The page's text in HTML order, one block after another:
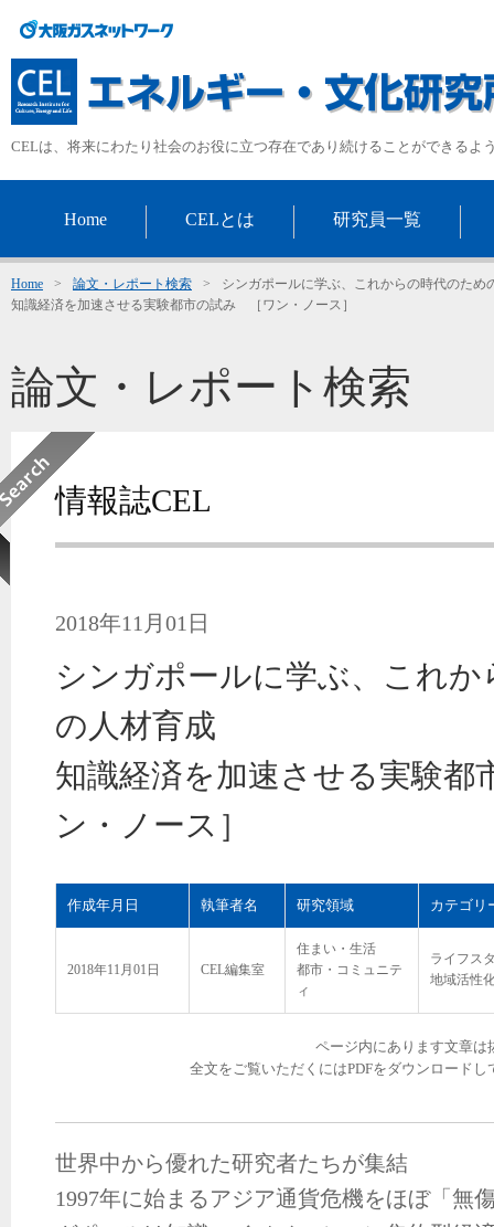
CELは、将来にわたり社会のお役に立つ存在であり続けることができるよ
Home CELとは 研究員一覧
Home > 論文・レポート検索 >
シンガポールに学ぶ、これからの時代のため
知識経済を加速させる実験都市の試み ［ワン・ノース］
論文・レポート検索
情報誌CEL
2018年11月01日
シンガポールに学ぶ、これ
の人材育成
知識経済を加速させる実験
ン・ノース］
作成年月日 執筆者名 研究領域 カテゴリ
2018年11月01日 CEL編集室
住まい・生活
都市・コミュニテ
ィ
ライフス
地域活性
ページ内にあります文章は
全文をご覧いただくにはPDFをダウンロードし
世界中から優れた研究者たちが集結
1997年に始まるアジア通貨危機をほぼ「無